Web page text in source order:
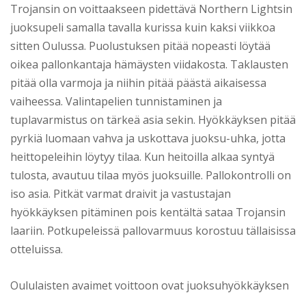
Trojansin on voittaakseen pidettävä Northern Lightsin
juoksupeli samalla tavalla kurissa kuin kaksi viikkoa
sitten Oulussa. Puolustuksen pitää nopeasti löytää
oikea pallonkantaja hämäysten viidakosta. Taklausten
pitää olla varmoja ja niihin pitää päästä aikaisessa
vaiheessa. Valintapelien tunnistaminen ja
tuplavarmistus on tärkeä asia sekin. Hyökkäyksen pitää
pyrkiä luomaan vahva ja uskottava juoksu-uhka, jotta
heittopeleihin löytyy tilaa. Kun heitoilla alkaa syntyä
tulosta, avautuu tilaa myös juoksuille. Pallokontrolli on
iso asia. Pitkät varmat draivit ja vastustajan
hyökkäyksen pitäminen pois kentältä sataa Trojansin
laariin. Potkupeleissä pallovarmuus korostuu tällaisissa
otteluissa.
Oululaisten avaimet voittoon ovat juoksuhyökkäyksen